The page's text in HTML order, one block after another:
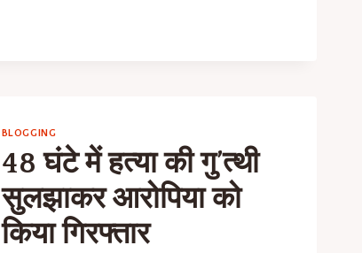
BLOGGING
48 घंटे में हत्या की गु’त्थी
सुलझाकर आरोपिया को
किया गिरफ्तार